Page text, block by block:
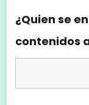
¿Quien se
contenidos